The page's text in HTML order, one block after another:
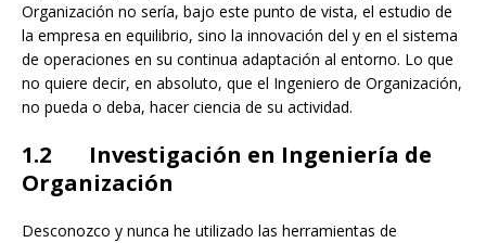
Organización no sería, bajo este punto de vista, el estudio de
la empresa en equilibrio, sino la innovación del y en el sistema
de operaciones en su continua adaptación al entorno. Lo que
no quiere decir, en absoluto, que el Ingeniero de Organización,
no pueda o deba, hacer ciencia de su actividad.
1.2 Investigación en Ingeniería de
Organización
Desconozco y nunca he utilizado las herramientas de